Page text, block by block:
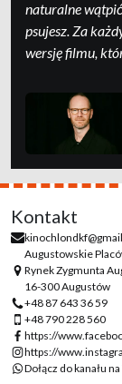
naturalne
psujesz. Za
wersję filmu,
Kontakt
Augustowskie
Rynek Zygmunta
16-300 Augustów
+48 87 643 36 59
+48 790 228 560
https://
https://
Dołącz do kanału